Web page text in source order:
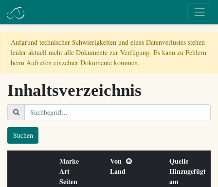
Aufgrund technischer Schwierigkeiten und eines Datenverlustes stehen
leider aktuell nicht alle Dokumente zur Verfügung. Es kann zu Fehlern
beim Aufrufen einzelner Dokumente kommen.
Inhaltsverzeichnis
Suchen
Marke
Art
Seiten
Von
Land
Quelle
Hinzugefügt
am